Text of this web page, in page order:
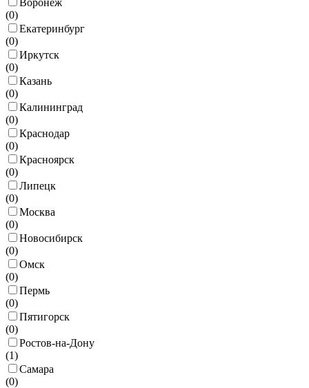
(0)
Екатеринбург
(0)
Иркутск
(0)
Казань
(0)
Калининград
(0)
Краснодар
(0)
Красноярск
(0)
Липецк
(0)
Москва
(0)
Новосибирск
(0)
Омск
(0)
Пермь
(0)
Пятигорск
(0)
Ростов-на-Дону
(1)
Самара
(0)